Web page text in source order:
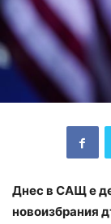
Днес в САЩ е
новоизбрания